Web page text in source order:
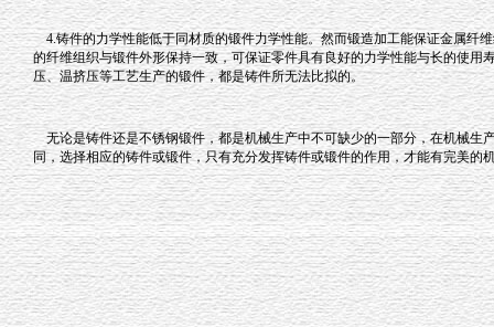
4.铸件的力学性能低于同材质的锻件力学性能。然而锻造加工能保证金属纤
的纤维组织与锻件外形保持一致，可保证零件具有良好的力学性能与长的使用
压、温挤压等工艺生产的锻件，都是铸件所无法比拟的。
无论是铸件还是不锈钢锻件，都是机械生产中不可缺少的一部分，在机械生
同，选择相应的铸件或锻件，只有充分发挥铸件或锻件的作用，才能有完美的